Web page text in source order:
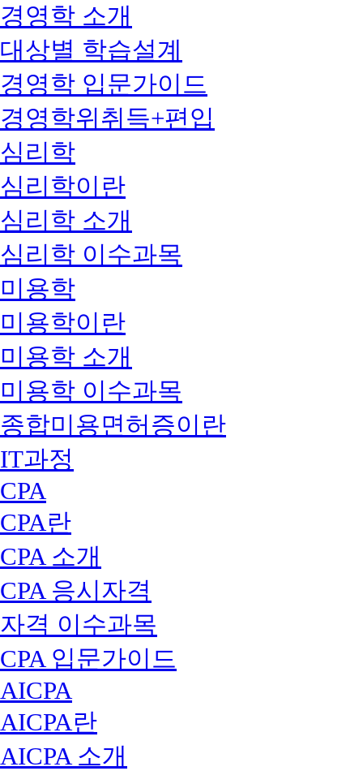
경영학 소개
대상별 학습설계
경영학 입문가이드
경영학위취득+편입
심리학
심리학이란
심리학 소개
심리학 이수과목
미용학
미용학이란
미용학 소개
미용학 이수과목
종합미용면허증이란
IT과정
CPA
CPA란
CPA 소개
CPA 응시자격
자격 이수과목
CPA 입문가이드
AICPA
AICPA란
AICPA 소개